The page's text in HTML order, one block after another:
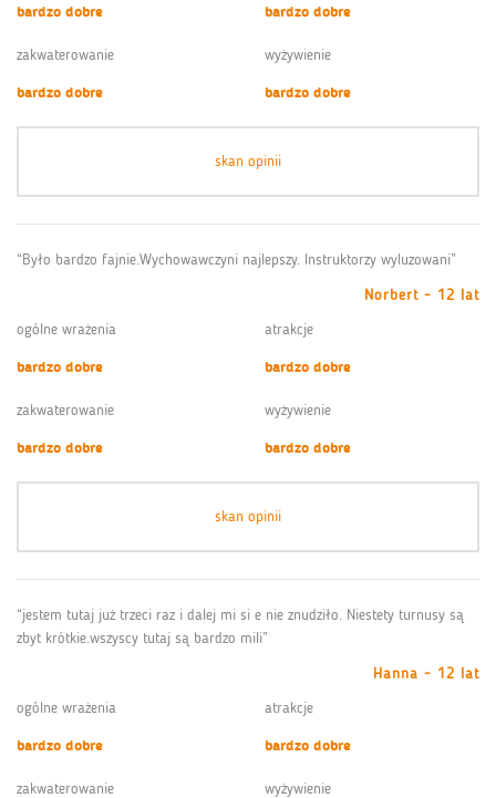
bardzo dobre
bardzo dobre
zakwaterowanie
bardzo dobre
wyżywienie
bardzo dobre
skan opinii
“Było bardzo fajnie.Wychowawczyni najlepszy. Instruktorzy wyluzowani”
Norbert - 12 lat
ogólne wrażenia
bardzo dobre
atrakcje
bardzo dobre
zakwaterowanie
bardzo dobre
wyżywienie
bardzo dobre
skan opinii
“jestem tutaj już trzeci raz i dalej mi si e nie znudziło. Niestety turnusy są
zbyt krótkie.wszyscy tutaj są bardzo mili”
Hanna - 12 lat
ogólne wrażenia
bardzo dobre
atrakcje
bardzo dobre
zakwaterowanie
wyżywienie